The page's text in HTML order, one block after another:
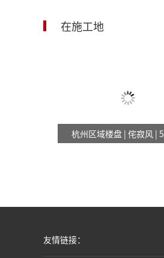
在施工地
杭州区域楼盘 | 侘寂风 |
友情链接：